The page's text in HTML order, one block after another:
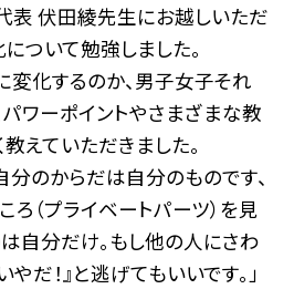
表 伏田綾先生にお越しいただ
ついて勉強しました。
変化するのか、男子女子それ
ワーポイントやさまざまな教
えていただきました。
のからだは自分のものです、
（プライベートパーツ）を見
自分だけ。もし他の人にさわ
だ！』と逃げてもいいです。」